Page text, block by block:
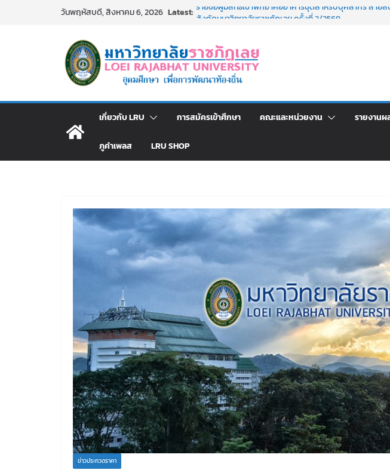
วันพฤหัสบดี, สิงหาคม 6, 2026 Latest:รายชื่อผู้มีสิทธิเข้าพักอาศัยอาคารชุดสำหรับบุคลากร สาย
ประกาศผู้ชนะการเสนอราคา จ้างทำปกปริญญาบัตร จำนว
โดยวิธีเฉพาะเจาะจง
ม.ราชภัฏเลย จัดกิจกรรมจิตอาสาบำเพ็ญสาธารณประโยชน์
สาธารณกุศล 69
มหาวิทยาลัยราชภัฏเลย ด้วยเงินนอกงบประมาณ ประเภทเงิ
เกี่ยวกับ LRU การสมัครเข้าศึกษา คณะและหน่วยงาน รายงานผ
ภูคำเพลส LRU SHOP
ข่าวประกวดราคา